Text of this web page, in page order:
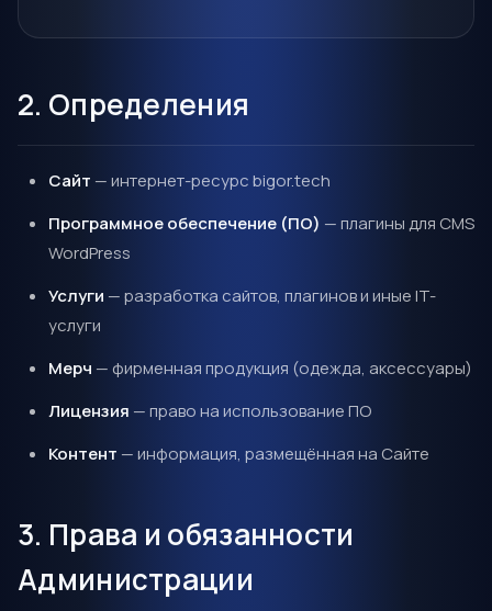
2. Определения
Сайт — интернет-ресурс bigor.tech
Программное обеспечение (ПО) — плагины для CMS
WordPress
Услуги — разработка сайтов, плагинов и иные IT-
услуги
Мерч — фирменная продукция (одежда, аксессуары)
Лицензия — право на использование ПО
Контент — информация, размещённая на Сайте
3. Права и обязанности
Администрации